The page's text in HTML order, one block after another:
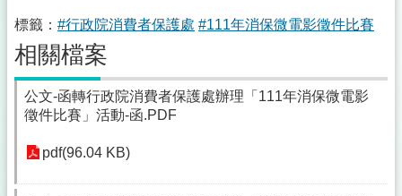
標籤： #行政院消費者保護處 #111年消保微電影徵件比賽
相關檔案
公文-函轉行政院消費者保護處辦理「111年消保微電影
徵件比賽」活動-函.PDF
pdf(96.04 KB)